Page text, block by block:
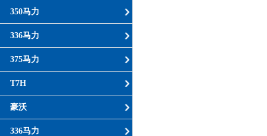
350马力
336马力
375马力
T7H
豪沃
336马力